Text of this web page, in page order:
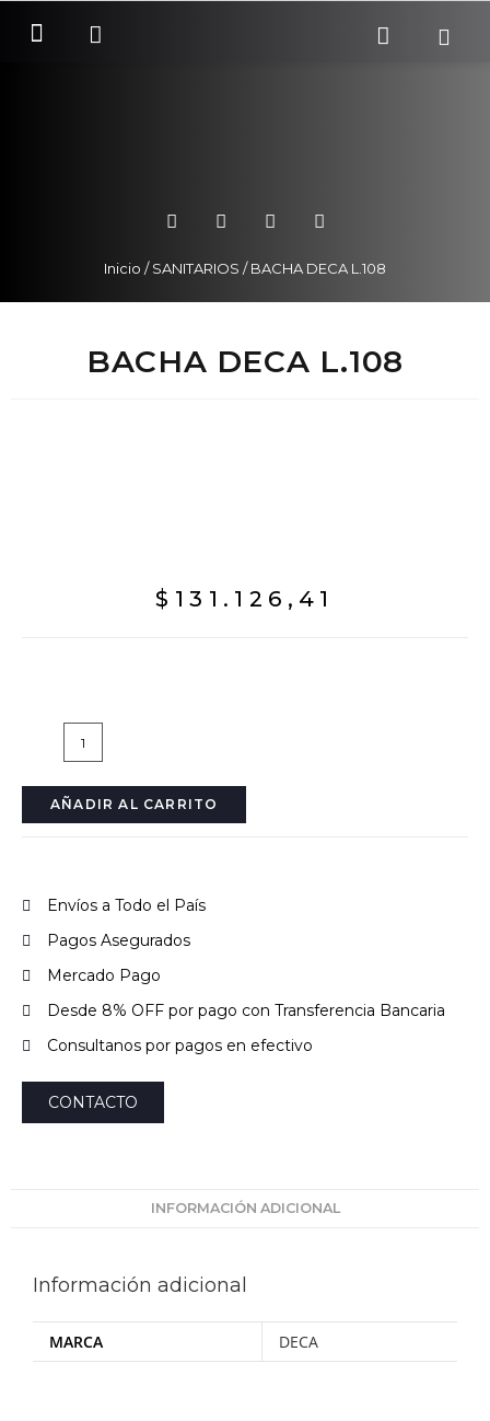
Inicio /SANITARIOS / BACHA DECA L.108
BACHA DECA L.108
$ 131.126,41
AÑADIR AL CARRITO
Envíos a Todo el País
Pagos Asegurados
Mercado Pago
Desde 8% OFF por pago con Transferencia Bancaria
Consultanos por pagos en efectivo
CONTACTO
INFORMACIÓN ADICIONAL
Información adicional
MARCA DECA